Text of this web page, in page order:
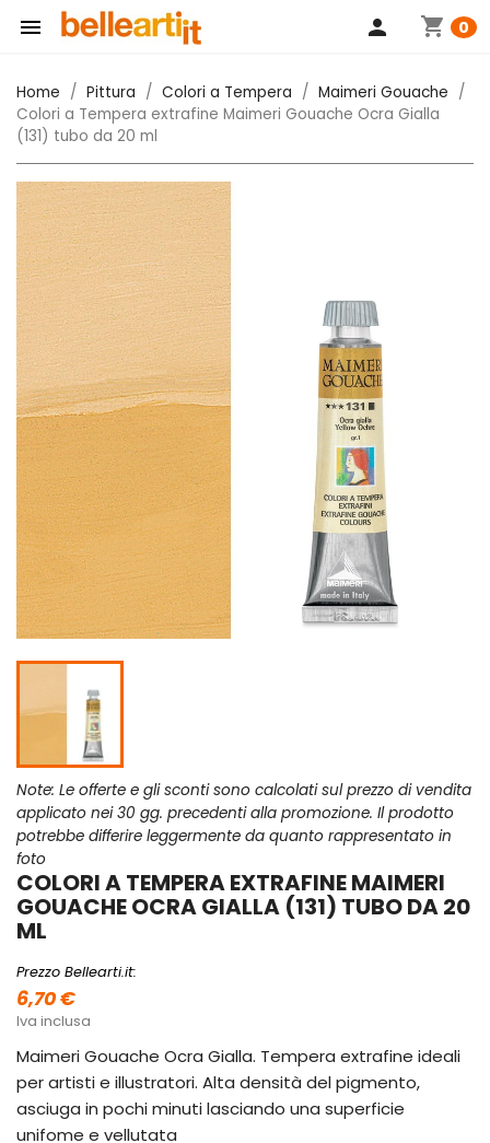
 shopping_cart 0
person
Home Pittura Colori a Tempera
Maimeri Gouache
Colori a Tempera extrafine Maimeri Gouache Ocra Gialla
(131) tubo da 20 ml
Note: Le offerte e gli sconti sono calcolati sul prezzo di vendita
applicato nei 30 gg. precedenti alla promozione. Il prodotto
potrebbe differire leggermente da quanto rappresentato in
foto
COLORI A TEMPERA EXTRAFINE MAIMERI
GOUACHE OCRA GIALLA (131) TUBO DA 20
ML
Prezzo Bellearti.it:
6,70 €
Iva inclusa
Maimeri Gouache Ocra Gialla. Tempera extrafine ideali
per artisti e illustratori. Alta densità del pigmento,
asciuga in pochi minuti lasciando una superficie
unifome e vellutata